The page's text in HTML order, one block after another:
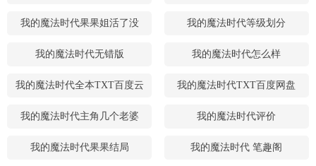
我的魔法时代果果姐活了没 我的魔法时代等级划分
我的魔法时代无错版 我的魔法时代怎么样
我的魔法时代全本TXT百度云 我的魔法时代TXT百度网盘
我的魔法时代主角几个老婆 我的魔法时代评价
我的魔法时代果果结局 我的魔法时代 笔趣阁